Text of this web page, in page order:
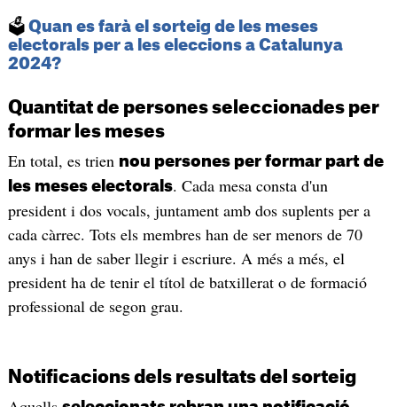
🗳️ Quan es farà el sorteig de les meses
electorals per a les eleccions a Catalunya
2024?
Quantitat de persones seleccionades per
formar les meses
En total, es trien nou persones per formar part de
les meses electorals. Cada mesa consta d'un
president i dos vocals, juntament amb dos suplents per a
cada càrrec. Tots els membres han de ser menors de 70
anys i han de saber llegir i escriure. A més a més, el
president ha de tenir el títol de batxillerat o de formació
professional de segon grau.
Notificacions dels resultats del sorteig